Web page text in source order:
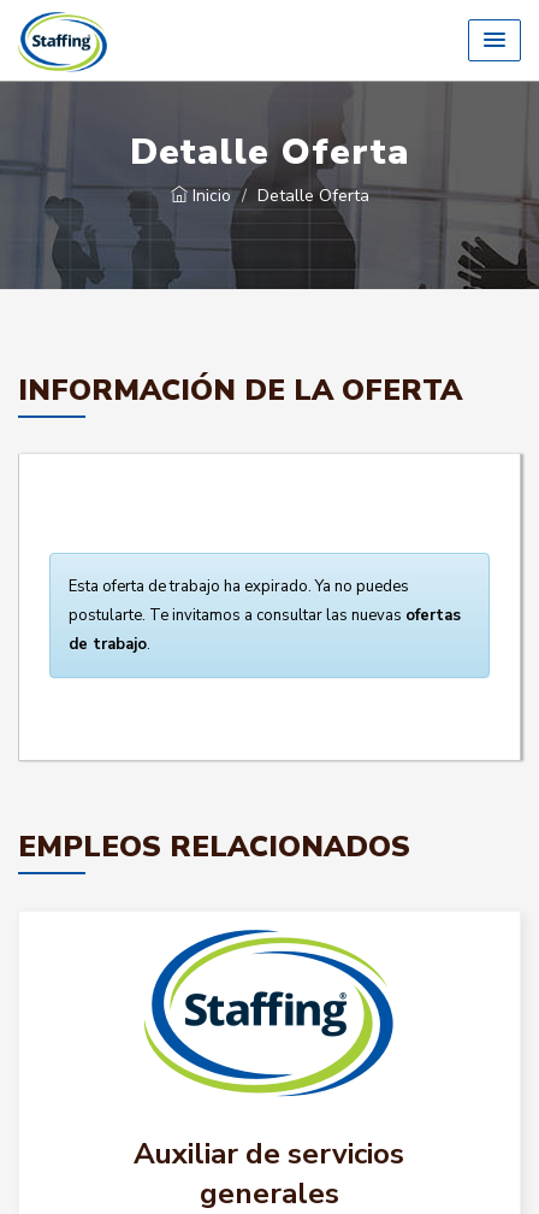
Detalle Oferta
Inicio Detalle Oferta
INFORMACIÓN DE LA OFERTA
Esta oferta de trabajo ha expirado. Ya no puedes
postularte. Te invitamos a consultar las nuevas ofertas
de trabajo.
EMPLEOS RELACIONADOS
Auxiliar de servicios
generales